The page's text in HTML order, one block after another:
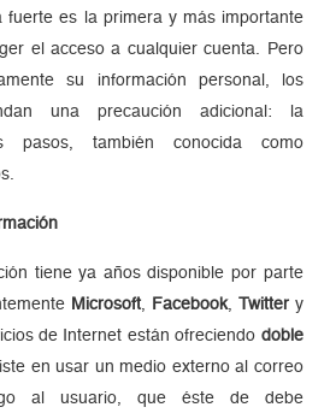
fuerte es la primera y más importante
el acceso a cualquier cuenta. Pero
su información personal, los
una precaución adicional: la
pasos, también conocida como
tiene ya años disponible por parte
Microsoft, Facebook, Twittery
de Internet están ofreciendo doble
en usar un medio externo al correo
al usuario, que éste de debe